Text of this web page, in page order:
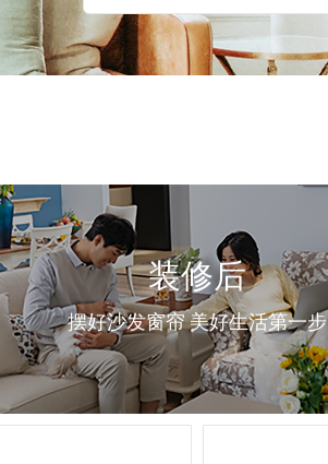
装修后
摆好沙发窗帘 美好生活第一步